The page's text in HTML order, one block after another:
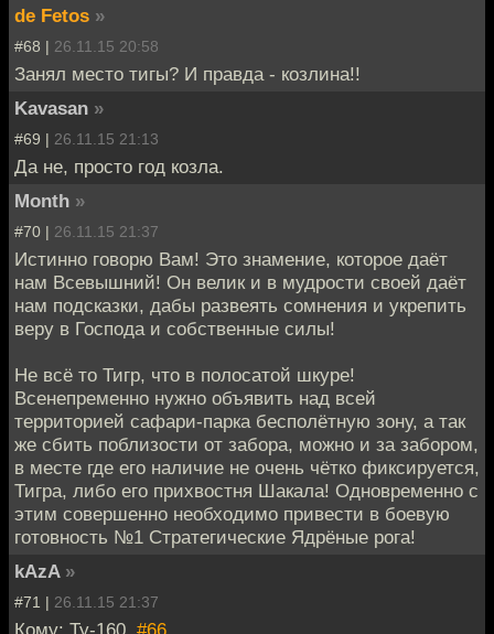
de Fetos »
#68 | 26.11.15 20:58
Занял место тигы? И правда - козлина!!
Kavasan »
#69 | 26.11.15 21:13
Да не, просто год козла.
Month »
#70 | 26.11.15 21:37
Истинно говорю Вам! Это знамение, которое даёт
нам Всевышний! Он велик и в мудрости своей даёт
нам подсказки, дабы развеять сомнения и укрепить
веру в Господа и собственные силы!
Не всё то Тигр, что в полосатой шкуре!
Всенепременно нужно объявить над всей
территорией сафари-парка бесполётную зону, а так
же сбить поблизости от забора, можно и за забором,
в месте где его наличие не очень чётко фиксируется,
Тигра, либо его прихвостня Шакала! Одновременно с
этим совершенно необходимо привести в боевую
готовность №1 Стратегические Ядрёные рога!
kAzA »
#71 | 26.11.15 21:37